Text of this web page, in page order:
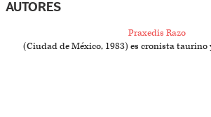
AUTORES
Praxedis Razo
(Ciudad de México, 1983) es cronista taurino